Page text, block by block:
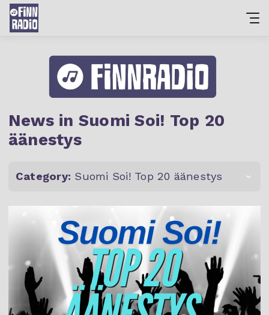
News in Suomi Soi! Top 20
äänestys
Category: Suomi Soi! Top 20 äänestys